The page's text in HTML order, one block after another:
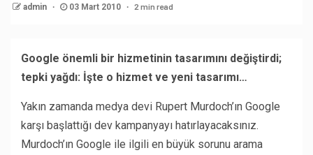
admin 03 Mart 2010 2 min read
Google önemli bir hizmetinin tasarımını değiştirdi;
tepki yağdı: İşte o hizmet ve yeni tasarımı…
Yakın zamanda medya devi Rupert Murdoch’ın Google
karşı başlattığı dev kampanyayı hatırlayacaksınız.
Murdoch’ın Google ile ilgili en büyük sorunu arama